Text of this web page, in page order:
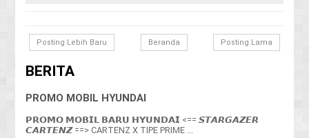
Posting Lebih Baru Posting Lama
Beranda
BERITA
PROMO MOBIL HYUNDAI
𝗣𝗥𝗢𝗠𝗢 𝗠𝗢𝗕𝗜𝗟 𝗕𝗔𝗥𝗨 𝗛𝗬𝗨𝗡𝗗𝗔𝗜 <== 𝙎𝙏𝘼𝙍𝙂𝘼𝙕𝙀𝙍
𝘾𝘼𝙍𝙏𝙀𝙉𝙕 ==> CARTENZ X TIPE PRIME ...